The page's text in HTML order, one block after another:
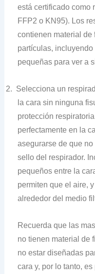
está certificado como
FFP2 o KN95). Los
contienen material de
partículas,
pequeñas para ver a
2. Selecciona un
la cara sin ninguna
protección
perfectamente en la
asegurarse de que no
sello del respirador.
pequeños entre la
permiten que el aire,
alrededor del medio
Recuerda que las
no tienen material de
no estar diseñadas
cara y, por lo tanto,